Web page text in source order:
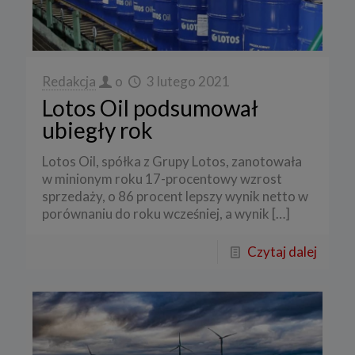
Redakcja o 3 lutego 2021
Lotos Oil podsumował
ubiegły rok
Lotos Oil, spółka z Grupy Lotos, zanotowała
w minionym roku 17-procentowy wzrost
sprzedaży, o 86 procent lepszy wynik netto w
porównaniu do roku wcześniej, a wynik […]
Czytaj dalej